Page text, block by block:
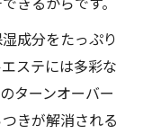
成分をたっぷり
ステには多彩な
ターンオーバー
きが解消される